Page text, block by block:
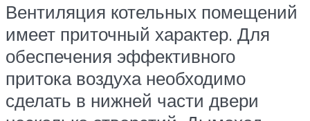
Вентиляция котельных помещений
имеет приточный характер. Для
обеспечения эффективного
притока воздуха необходимо
сделать в нижней части двери